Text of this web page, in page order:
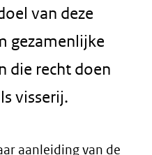
van deze
gezamenlijke
die recht doen
visserij.
aanleiding van de